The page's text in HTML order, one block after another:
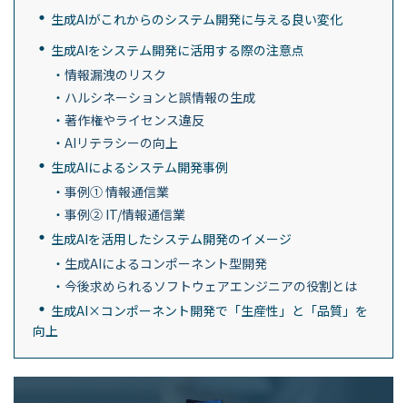
生成AIがこれからのシステム開発に与える良い変化
生成AIをシステム開発に活用する際の注意点
情報漏洩のリスク
ハルシネーションと誤情報の生成
著作権やライセンス違反
AIリテラシーの向上
生成AIによるシステム開発事例
事例① 情報通信業
事例② IT/情報通信業
生成AIを活用したシステム開発のイメージ
生成AIによるコンポーネント型開発
今後求められるソフトウェアエンジニアの役割とは
生成AI×コンポーネント開発で「生産性」と「品質」を
向上